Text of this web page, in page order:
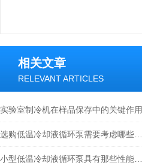
相关文章
RELEVANT ARTICLES
实验室制冷机在样品保存中的关键作用